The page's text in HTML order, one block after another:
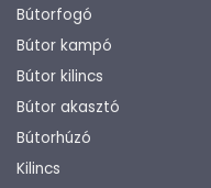
Bútorfogó
Bútor kampó
Bútor kilincs
Bútor akasztó
Bútorhúzó
Kilincs